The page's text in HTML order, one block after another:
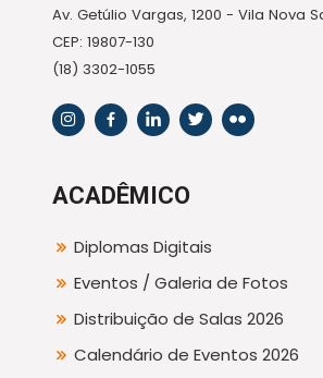
Av. Getúlio Vargas, 1200 - Vila Nova
CEP: 19807-130
(18) 3302-1055
ACADÊMICO
Diplomas Digitais
Eventos / Galeria de Fotos
Distribuição de Salas 2026
Calendário de Eventos 2026